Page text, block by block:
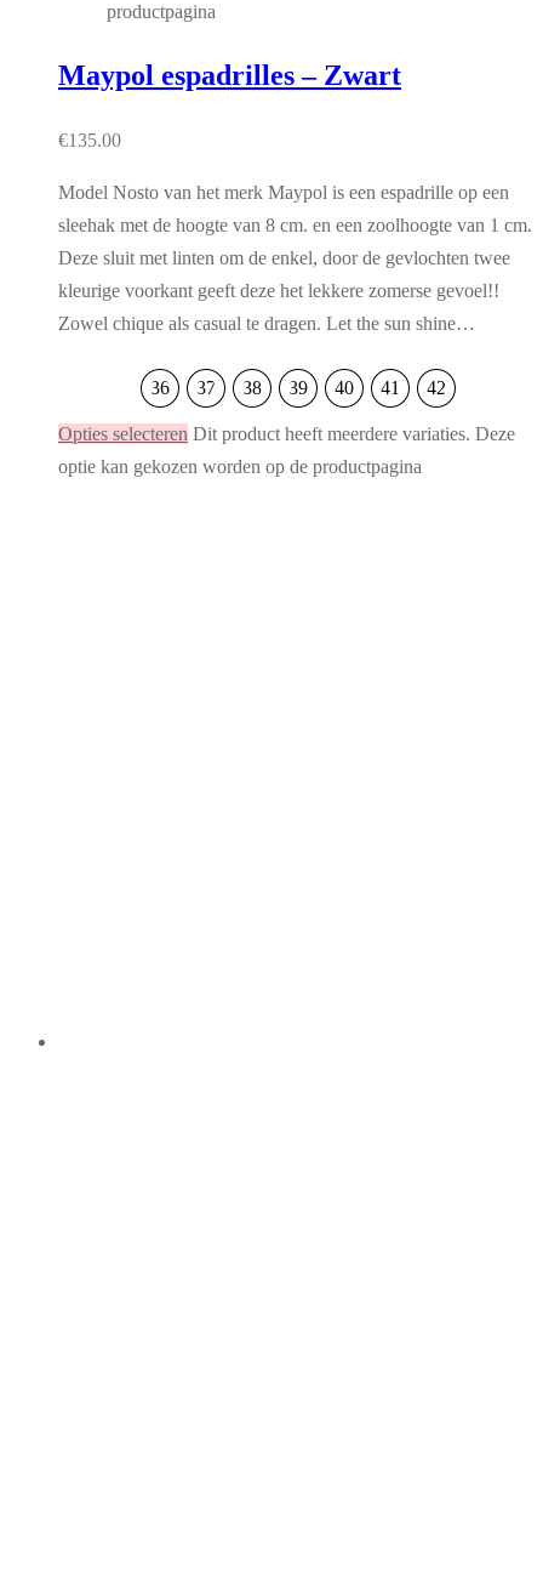
productpagina
Maypol espadrilles – Zwart
€135.00
Model Nosto van het merk Maypol is een espadrille op een
sleehak met de hoogte van 8 cm. en een zoolhoogte van 1 cm.
Deze sluit met linten om de enkel, door de gevlochten twee
kleurige voorkant geeft deze het lekkere zomerse gevoel!!
Zowel chique als casual te dragen. Let the sun shine…
36 37 38 39 40 41 42
Opties selecteren Dit product heeft meerdere variaties. Deze
optie kan gekozen worden op de productpagina